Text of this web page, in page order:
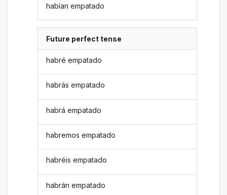
habían empatado
Future perfect tense
habré empatado
habrás empatado
habrá empatado
habremos empatado
habréis empatado
habrán empatado